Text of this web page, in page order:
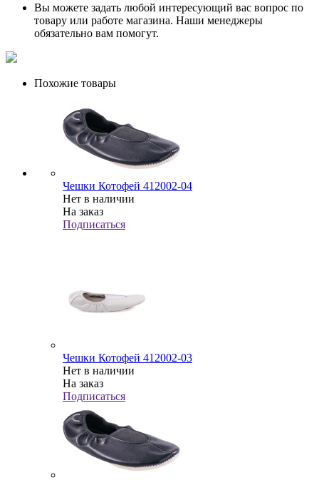
Вы можете задать любой интересующий вас вопрос по
товару или работе магазина. Наши менеджеры
обязательно вам помогут.
Похожие товары
Чешки Котофей 412002-04
Нет в наличии
На заказ
Подписаться
Чешки Котофей 412002-03
Нет в наличии
На заказ
Подписаться